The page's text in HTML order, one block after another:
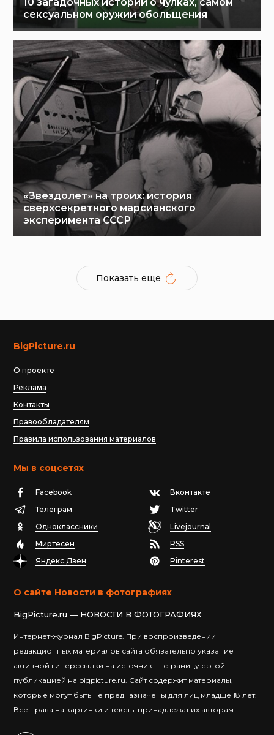
сексуальном оружии обольщения
«Звездолет» на троих: история
сверхсекретного марсианского
эксперимента СССР
Показать еще
BigPicture.ru
О проекте
Реклама
Контакты
Правообладателям
Правила использования материалов
Мы в соцсетях
Facebook
Вконтакте
Телеграм
Twitter
Одноклассники
Livejournal
Миртесен
RSS
Яндекс.Дзен
Pinterest
О сайте Новости в фотографиях
BigPicture.ru — НОВОСТИ В ФОТОГРАФИЯХ
Интернет-журнал BigPicture. При воспроизведении
редакционных материалов сайта обязательно указание
активной гиперссылки на источник — страницу с этой
публикацией на bigpicture.ru. Сайт содержит материалы,
которые могут быть не предназначены для лиц младше 18 лет.
Все права на картинки и тексты принадлежат их авторам.